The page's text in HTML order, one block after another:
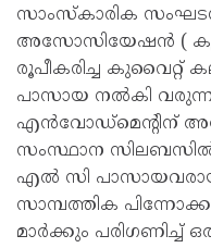
സാംസ്കാരിക
അസോസിയേഷൻ (
രൂപീകരിച്ച കുവൈറ്റ്
പാസായ നൽകി വരുന്ന
എൻവോഡ്മെന്റിന്
സംസ്ഥാന
എൽ സി
സാമ്പത്തിക
മാർക്കും പരിഗണിച്ച്